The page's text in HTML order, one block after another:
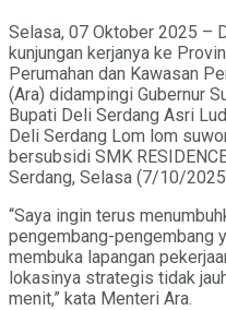
Selasa, 07 Oktober 2025 –
kunjungan kerjanya ke
Perumahan dan Kawasan
(Ara) didampingi Gubernur
Bupati Deli Serdang Asri
Deli Serdang Lom lom
bersubsidi SMK
Serdang, Selasa (7/10/
“Saya ingin terus
pengembang-pengembang
membuka lapangan
lokasinya strategis tidak
menit,” kata Menteri Ara.